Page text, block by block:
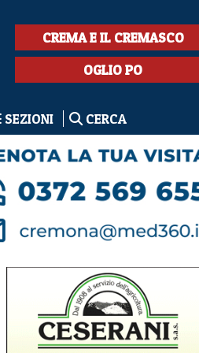
CREMA E IL CREMASCO
OGLIO PO
SEZIONI CERCA